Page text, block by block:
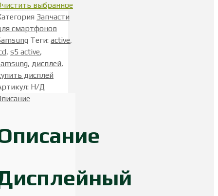
выбранное
Запчасти
смартфонов
Теги: active,
, s5 active,
, дисплей,
дисплей
: Н/Д